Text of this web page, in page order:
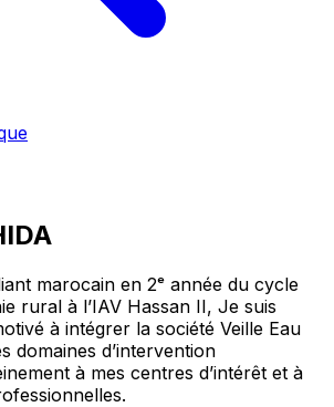
marocain en 2ᵉ année du cycle
rural à l’IAV Hassan II, Je suis
à intégrer la société Veille Eau
domaines d’intervention
à mes centres d’intérêt et à